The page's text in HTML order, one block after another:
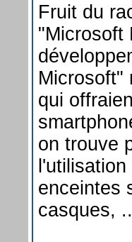
Fruit du
"Microsoft
Microsoft"
qui
on trouve
enceintes
casques,